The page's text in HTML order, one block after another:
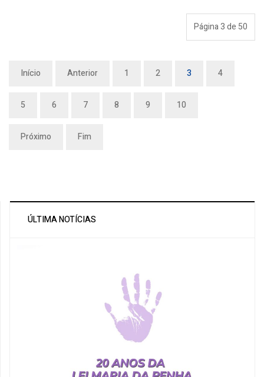
Página 3 de 50
Início Anterior 1 2 3 4
5 6 7 8 9 10
Próximo Fim
ÚLTIMA NOTÍCIAS